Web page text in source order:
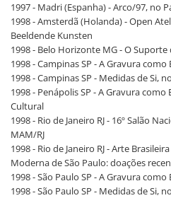
1997 - Madri (Espanha) - Arco/97, no
1998 - Amsterdã (Holanda) - Open
Beeldende Kunsten
1998 - Belo Horizonte MG - O
1998 - Campinas SP - A Gravura
1998 - Campinas SP - Medidas de Si,
1998 - Penápolis SP - A Gravura
Cultural
1998 - Rio de Janeiro RJ - 16º Salão
MAM/RJ
1998 - Rio de Janeiro RJ - Arte
Moderna de São Paulo: doações
1998 - São Paulo SP - A Gravura
1998 - São Paulo SP - Medidas de Si,